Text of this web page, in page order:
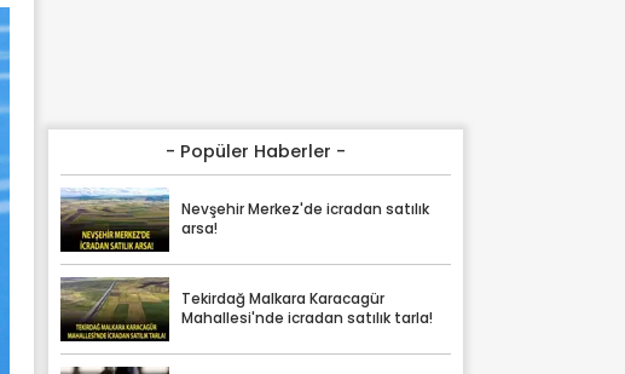
- Popüler Haberler -
Nevşehir Merkez'de icradan satılık
arsa!
Tekirdağ Malkara Karacagür
Mahallesi'nde icradan satılık tarla!